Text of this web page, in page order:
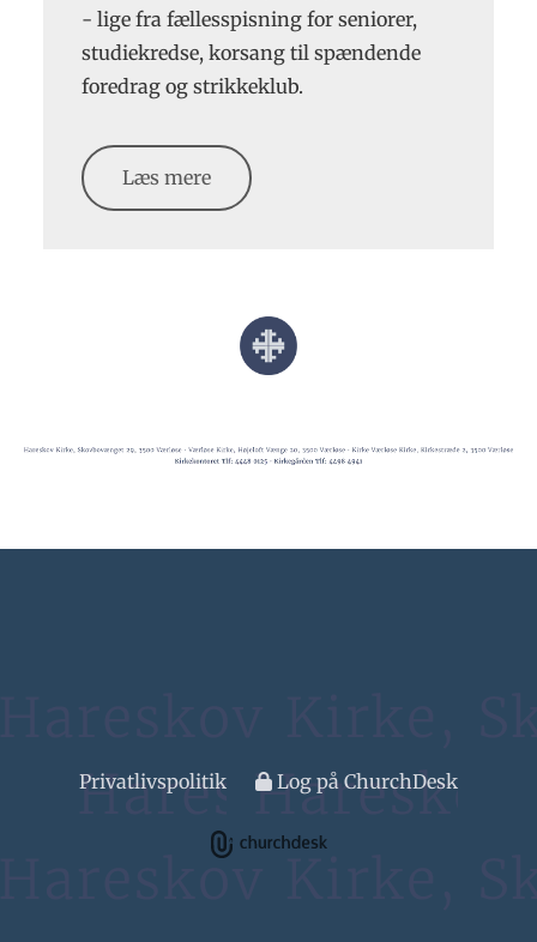
- lige fra fællesspisning for seniorer,
studiekredse, korsang til spændende
foredrag og strikkeklub.
Læs mere
Privatlivspolitik Log på ChurchDesk